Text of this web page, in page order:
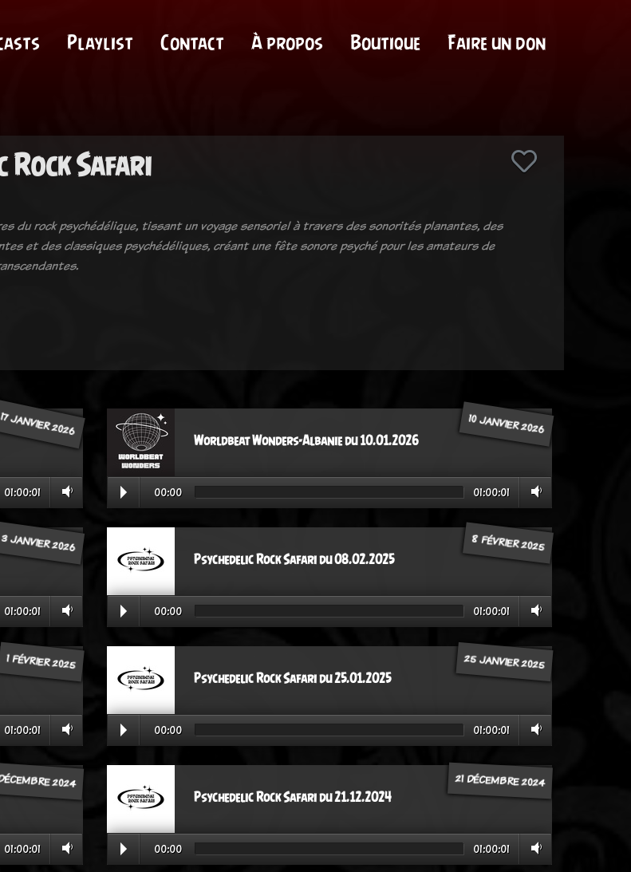
Playlist Contact À propos Boutique Faire un don
Rock Safari
du rock psychédélique, tissant un voyage sensoriel à travers des sonorités planantes, des
et des classiques psychédéliques, créant une fête sonore psyché pour les amateurs de
17 JANVIER 2026
01:00:01
10 JANVIER 2026
Worldbeat Wonders-Albanie du 10.01.2026
00:00 01:00:01
3 JANVIER 2026
01:00:01
8 FÉVRIER 2025
Psychedelic Rock Safari du 08.02.2025
00:00 01:00:01
1 FÉVRIER 2025
01:00:01
25 JANVIER 2025
Psychedelic Rock Safari du 25.01.2025
00:00 01:00:01
2024
01:00:01
21 DÉCEMBRE 2024
Psychedelic Rock Safari du 21.12.2024
00:00 01:00:01